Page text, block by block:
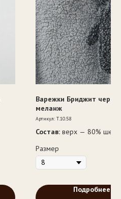
Варежки Бриджит
меланж
Артикул: Т.10.58
Состав: верх — 80%
хлопок
Размер
Подробнее